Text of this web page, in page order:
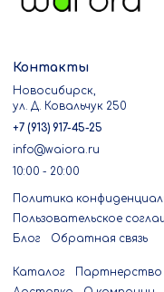
Политика
Пользовательское
Блог
Обратная связь
Каталог Партнерство
Контакты
Новосибирск,
ул. Д. Ковальчук 250
+7 (913) 917-45-25
info@waiora.ru
10:00 - 20:00